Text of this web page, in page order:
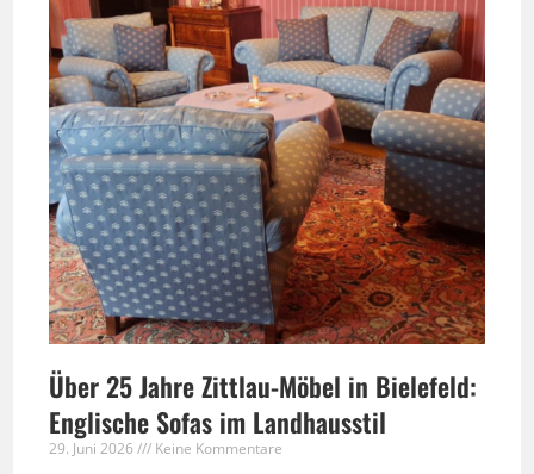
Über 25 Jahre Zittlau-Möbel in Bielefeld:
Englische Sofas im Landhausstil
29. Juni 2026 Keine Kommentare